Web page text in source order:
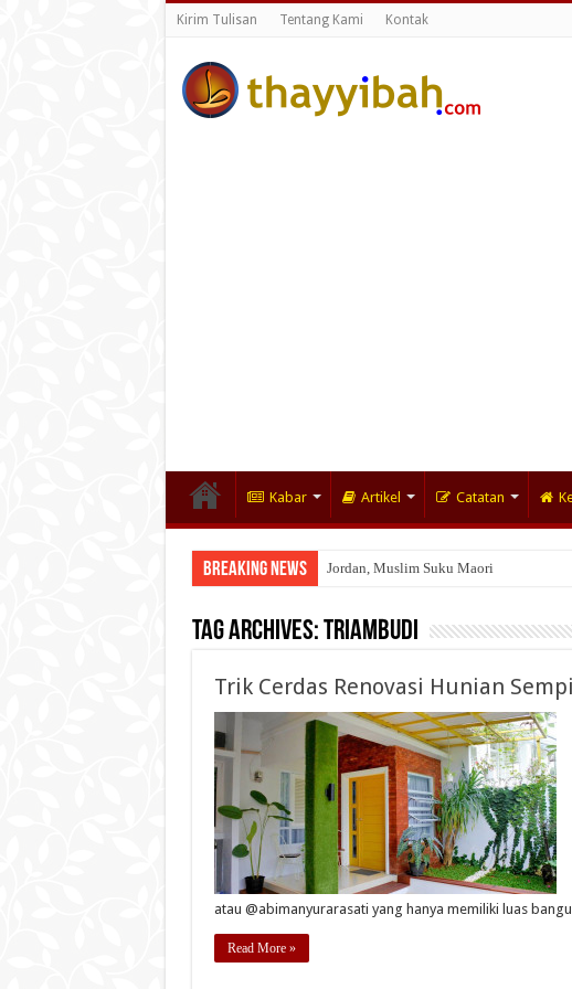
Kirim Tulisan Tentang Kami Kontak
Kabar Artikel Catatan
Breaking News Jordan, Muslim Suku Maori
Tag Archives:Triambudi
Trik Cerdas Renovasi Hunian
atau @abimanyurarasati yang hanya memiliki luas
Read More »